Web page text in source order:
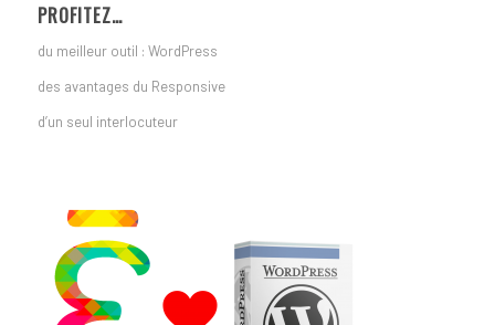
PROFITEZ…
du meilleur outil : WordPress
des avantages du Responsive
d’un seul interlocuteur